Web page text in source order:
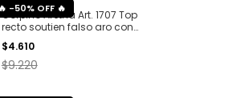
Corpiño Aretha Art. 1707 Top
recto soutien falso aro con
bretel regulable sin costura
microfibra T. S al XL
$4.610
-50% OFF
$9.220